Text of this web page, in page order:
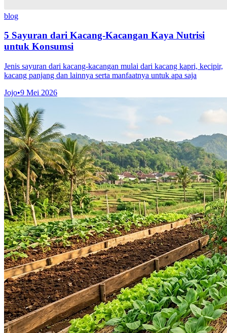
blog
5 Sayuran dari Kacang-Kacangan Kaya Nutrisi
untuk Konsumsi
Jenis sayuran dari kacang-kacangan mulai dari kacang kapri, kecipir,
kacang panjang dan lainnya serta manfaatnya untuk apa saja
Jojo•9 Mei 2026